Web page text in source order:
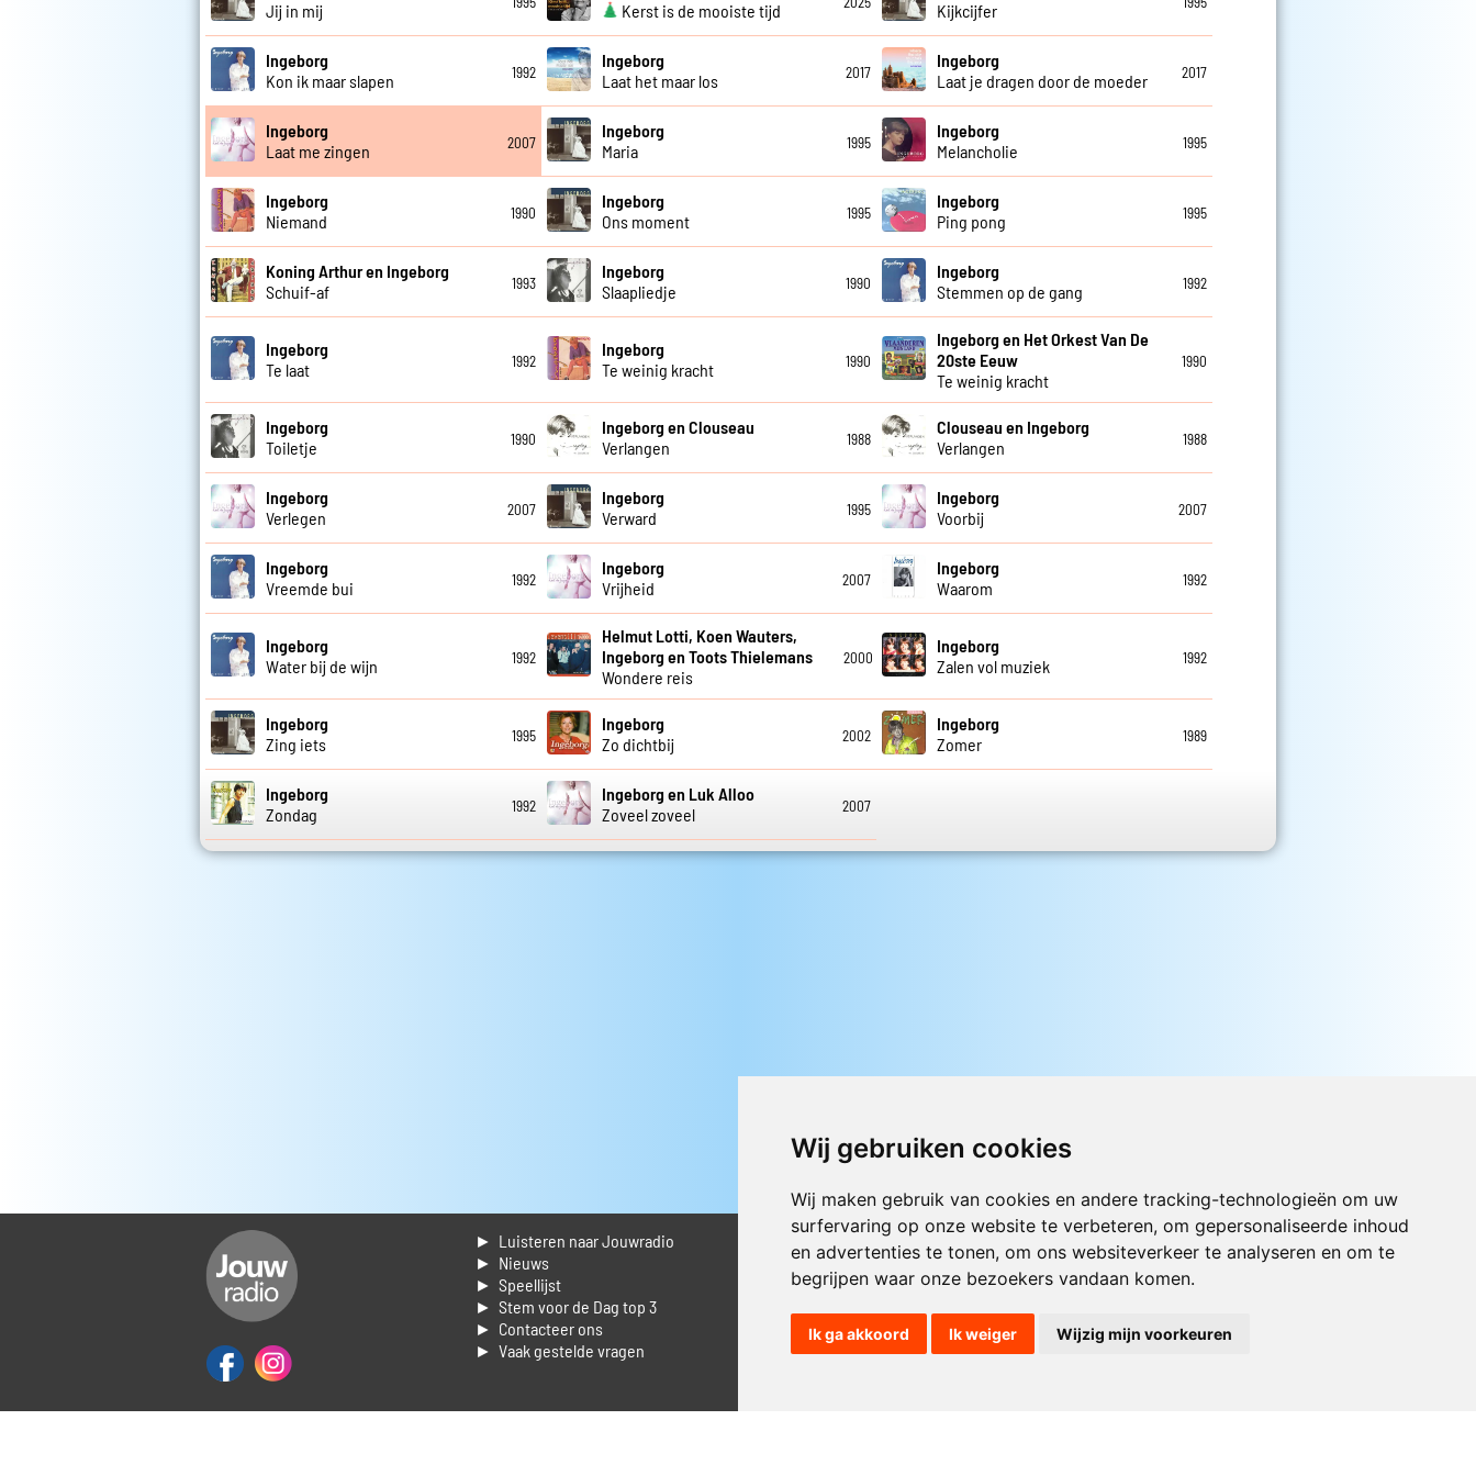
Wij gebruiken cookies
Wij maken gebruik van cookies en andere tracking-technologieën om uw
surfervaring op onze website te verbeteren, om gepersonaliseerde inhoud
en advertenties te tonen, om ons websiteverkeer te analyseren en om te
begrijpen waar onze bezoekers vandaan komen.
Ik ga akkoord Ik weiger Wijzig mijn voorkeuren
Jij in mij
Kerst is de mooiste tijd
Kijkcijfer
Ingeborg
Kon ik maar slapen
1992
Ingeborg
Laat het maar los
2017
Ingeborg
Laat je dragen door de moeder
2017
Ingeborg
Laat me zingen
2007
Ingeborg
Maria
1995
Ingeborg
Melancholie
1995
Ingeborg
Niemand
1990
Ingeborg
Ons moment
1995
Ingeborg
Ping pong
1995
Koning Arthur en Ingeborg
Schuif-af
1993
Ingeborg
Slaapliedje
1990
Ingeborg
Stemmen op de gang
1992
Ingeborg
Te laat
1992
Ingeborg
Te weinig kracht
1990
Ingeborg en Het Orkest Van De
20ste Eeuw
Te weinig kracht
1990
Ingeborg
Toiletje
1990
Ingeborg en Clouseau
Verlangen
1988
Clouseau en Ingeborg
Verlangen
1988
Ingeborg
Verlegen
2007
Ingeborg
Verward
1995
Ingeborg
Voorbij
2007
Ingeborg
Vreemde bui
1992
Ingeborg
Vrijheid
2007
Ingeborg
Waarom
1992
Ingeborg
Water bij de wijn
1992
Helmut Lotti, Koen Wauters,
Ingeborg en Toots Thielemans
Wondere reis
2000
Ingeborg
Zalen vol muziek
1992
Ingeborg
Zing iets
1995
Ingeborg
Zo dichtbij
2002
Ingeborg
Zomer
1989
Ingeborg
Zondag
1992
Ingeborg en Luk Alloo
Zoveel zoveel
2007
► Luisteren naar Jouwradio
► Nieuws
► Speellijst
► Stem voor de Dag top 3
► Contacteer ons
► Vaak gestelde vragen
► Livestream informatie
► Muziek opzoeken
► Vlaamse 100 Aller tijden
► Adverteren op Jouwradio
► Cookie voorkeuren wijzigen
Luister nu naar Jouwradio! De beste
Nederlandstalige muziek uit de lage
landen hoor je hier al 20 jaar. In
of smartphone.